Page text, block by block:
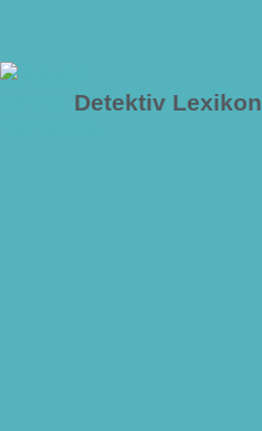
Detektiv Lexikon